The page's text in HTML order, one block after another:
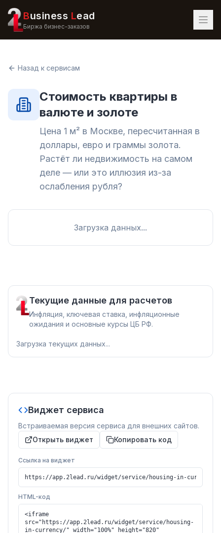
Business Lead
Биржа бизнес-заказов
Назад к сервисам
Стоимость квартиры в
валюте и золоте
Цена 1 м² в Москве, пересчитанная в
доллары, евро и граммы золота.
Растёт ли недвижимость на самом
деле — или это иллюзия из-за
ослабления рубля?
Загрузка данных...
Текущие данные для расчетов
Инфляция, ключевая ставка, инфляционные
ожидания и основные курсы ЦБ РФ.
Загрузка текущих данных...
Виджет сервиса
Встраиваемая версия сервиса для внешних сайтов.
Открыть виджет
Копировать код
Ссылка на виджет
HTML-код